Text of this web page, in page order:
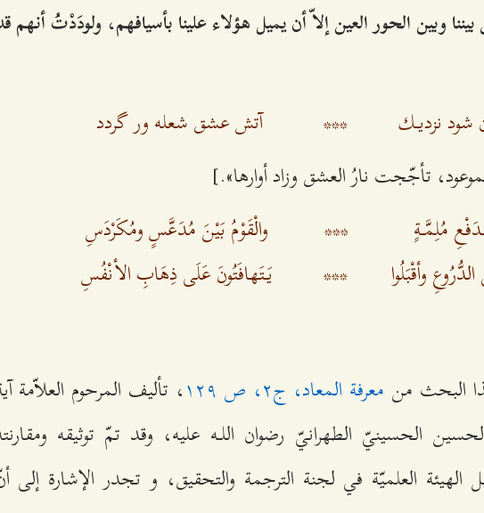
وبين الحور العين إلاّ أن يميل هؤلاء علينا بأسيافهم، ولودَدْتُ أنهم
نزديـك ***
آتش عشق شعله ور گردد
تأجّجت نارُ العشق وزاد أوارها».]
مُلِمَّـةٍ
***
والْقَوْمُ بَيْنَ مُدَعَّسٍ ومُكَرْدَسِ
وأقْبَلُوا
*** يَتَهافَتُونَ عَلَى ذِهَابِ الأنْفُسِ
البحث من معرفة المعاد، ج‌٢، ص ۱٢٩
، تأليف المرحوم العلاّمة
الحسينيّ الطهرانيّ رضوان اللـه عليه، وقد تمّ توثيقه
العلميّة في لجنة الترجمة والتحقيق، و تجدر الإشارة إلى